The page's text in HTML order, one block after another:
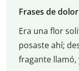
Frases de
Era una flor
posaste ahí;
fragante llamó,